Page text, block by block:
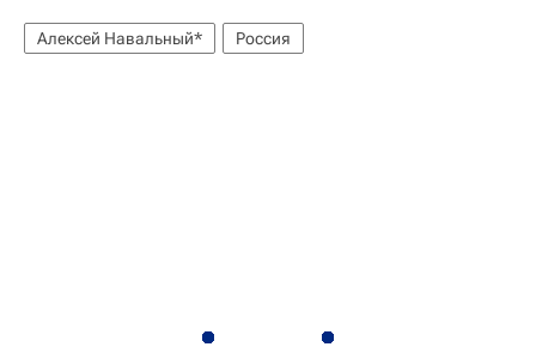
Алексей Навальный* Россия